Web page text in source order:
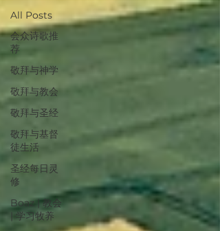
All Posts
会众诗歌推
荐
敬拜与神学
敬拜与教会
敬拜与圣经
敬拜与基督
徒生活
圣经每日灵
修
Boaz | 教会
| 学习牧养